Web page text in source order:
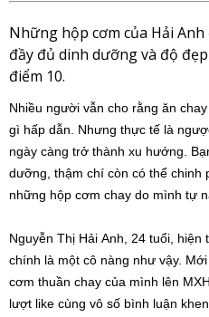
Những hộp cơm của Hải
đầy đủ dinh dưỡng và độ
điểm 10.
Nhiều người vẫn cho rằng ăn
gì hấp dẫn. Nhưng thực tế là
ngày càng trở thành xu hướng.
dưỡng, thậm chí còn có thể chinh
những hộp cơm chay do mình tự
Nguyễn Thị Hải Anh, 24 tuổi, hiện
chính là một cô nàng như vậy.
cơm thuần chay của mình lên
lượt like cùng vô số bình luận